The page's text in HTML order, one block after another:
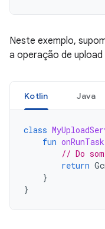
Neste exemplo,
a operação de upload
Kotlin Java
class
fun onRunTask
// Do
return
}
}